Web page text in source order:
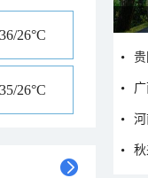
36/26°C
35/26°C